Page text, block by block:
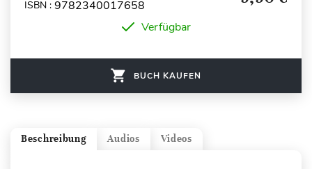
ISBN : 9782340017658
Verfügbar
BUCH KAUFEN
Videos
Audios
Beschreibung